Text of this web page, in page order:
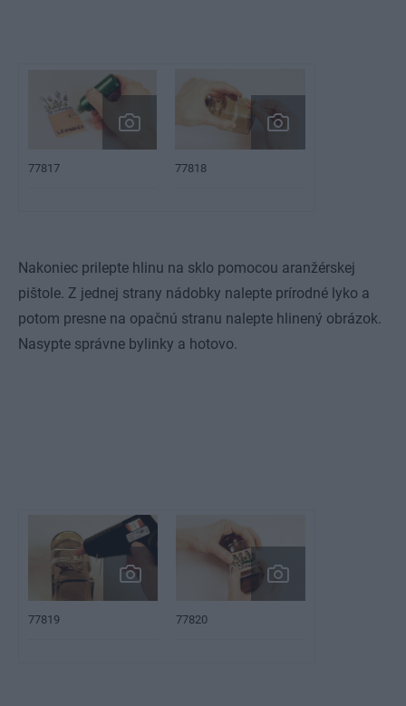
77817 77818
Nakoniec prilepte hlinu na sklo pomocou aranžérskej
pištole. Z jednej strany nádobky nalepte prírodné lyko a
potom presne na opačnú stranu nalepte hlinený obrázok.
Nasypte správne bylinky a hotovo.
77819 77820